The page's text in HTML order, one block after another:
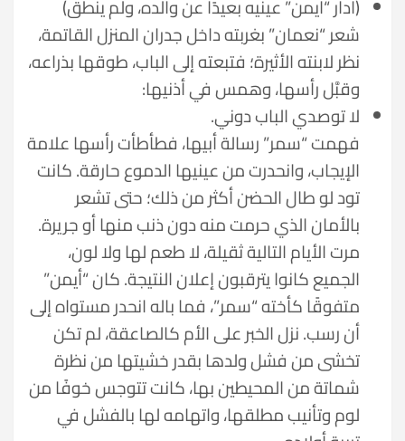
(أدار “أيمن” عينيه بعيدًا عن والده، ولم ينطق)
شعر “نعمان” بغربته داخل جدران المنزل القاتمة،
نظر لابنته الأثيرة؛ فتبعته إلى الباب، طوقها بذراعه،
وقبَّل رأسها، وهمس في أذنيها:
لا توصدي الباب دوني.
فهمت “سمر” رسالة أبيها، فطأطأت رأسها علامة
الإيجاب، وانحدرت من عينيها الدموع حارقة. كانت
تود لو طال الحضن أكثر من ذلك؛ حتى تشعر
بالأمان الذي حرمت منه دون ذنب منها أو جريرة.
مرت الأيام التالية ثقيلة، لا طعم لها ولا لون،
الجميع كانوا يترقبون إعلان النتيجة. كان “أيمن”
متفوقًا كأخته “سمر”، فما باله انحدر مستواه إلى
أن رسب. نزل الخبر على الأم كالصاعقة، لم تكن
تخشى من فشل ولدها بقدر خشيتها من نظرة
شماتة من المحيطين بها، كانت تتوجس خوفًا من
لوم وتأنيب مطلقها، واتهامه لها بالفشل في